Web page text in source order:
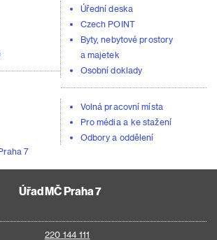
Úřední deska
Czech POINT
Byty, nebytové prostory
a majetek
Osobní doklady
7
Volná pracovní místa
Pro média a ke stažení
Odbory a oddělení
Úřad MČ Praha 7
220 144 111